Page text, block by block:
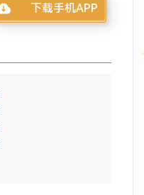
下载手机APP